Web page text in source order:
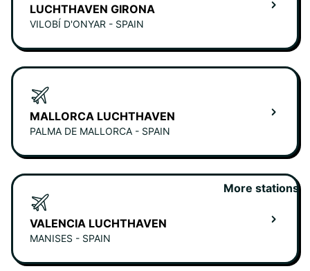
LUCHTHAVEN GIRONA
VILOBÍ D'ONYAR - SPAIN
MALLORCA LUCHTHAVEN
PALMA DE MALLORCA - SPAIN
VALENCIA LUCHTHAVEN
MANISES - SPAIN
More stations